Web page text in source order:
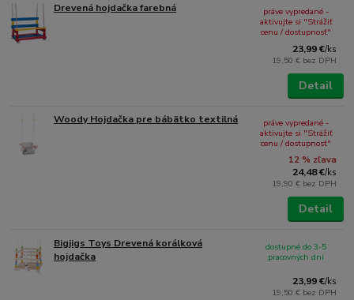
Drevená hojdačka farebná
23,99 €/ks
19,50 € bez DPH
práve vypredané -
aktivujte si "Strážiť
cenu / dostupnosť"
Detail
Woody Hojdačka pre bábätko textilná
12 % zľava
24,48 €/ks
19,90 € bez DPH
práve vypredané -
aktivujte si "Strážiť
cenu / dostupnosť"
Detail
Bigjigs Toys Drevená korálková
hojdačka
23,99 €/ks
19,50 € bez DPH
dostupné do 3-5
pracovných dní